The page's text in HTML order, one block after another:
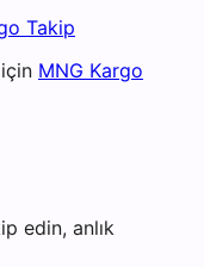
Takip
MNG Kargo
edin, anlık